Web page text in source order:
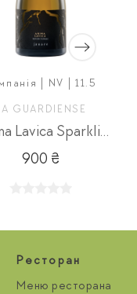
| NV | 11.5
GUARDIENSE
Anima Lavica Sparkling
900 ₴
Ресторан
Меню ресторана